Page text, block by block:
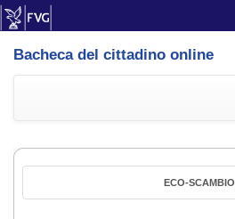
Bacheca del cittadino online
ECO-SCAMBIO